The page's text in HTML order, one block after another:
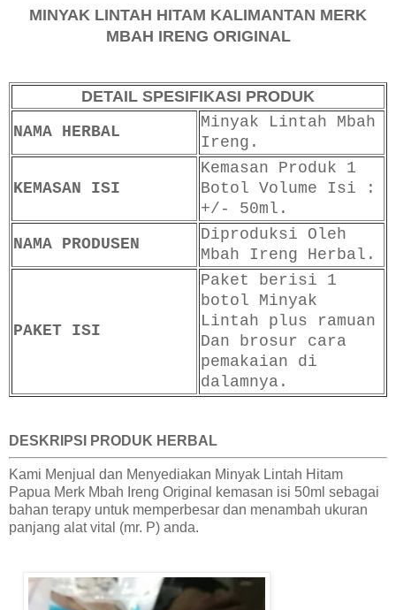
MINYAK LINTAH HITAM KALIMANTAN MERK
MBAH IRENG ORIGINAL
DETAIL SPESIFIKASI PRODUK
NAMA HERBAL
Minyak Lintah Mbah
Ireng.
KEMASAN ISI
Kemasan Produk 1
Botol Volume Isi :
+/- 50ml.
NAMA PRODUSEN
Diproduksi Oleh
Mbah Ireng Herbal.
PAKET ISI
Paket berisi 1
botol Minyak
Lintah plus ramuan
Dan brosur cara
pemakaian di
dalamnya.
DESKRIPSI PRODUK HERBAL
Kami Menjual dan Menyediakan Minyak Lintah Hitam
Papua Merk Mbah Ireng Original kemasan isi 50ml sebagai
bahan terapy untuk memperbesar dan menambah ukuran
panjang alat vital (mr. P) anda.